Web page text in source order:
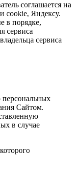
соглашается на
cookie, Яндексу.
в порядке,
сервиса
сервиса
Сайтом.
в случае